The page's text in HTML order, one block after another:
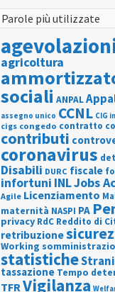
Parole più utilizzate
agricoltura
sociali ANPAL
assegno unico CCNL CIG
cigs congedo contratto
contributi
coronavirus
Disabili DURC fiscale
infortuni INLJobs
Agile Licenziamento
maternità NASPI PA
privacy RdC Reddito di
retribuzione
Working
statistiche
tassazione Tempo
TFRVigilanza